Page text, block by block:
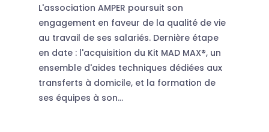
L'association AMPER poursuit son
engagement en faveur de la qualité de vie
au travail de ses salariés. Dernière étape
en date : l'acquisition du Kit MAD MAX®, un
ensemble d'aides techniques dédiées aux
transferts à domicile, et la formation de
ses équipes à son...